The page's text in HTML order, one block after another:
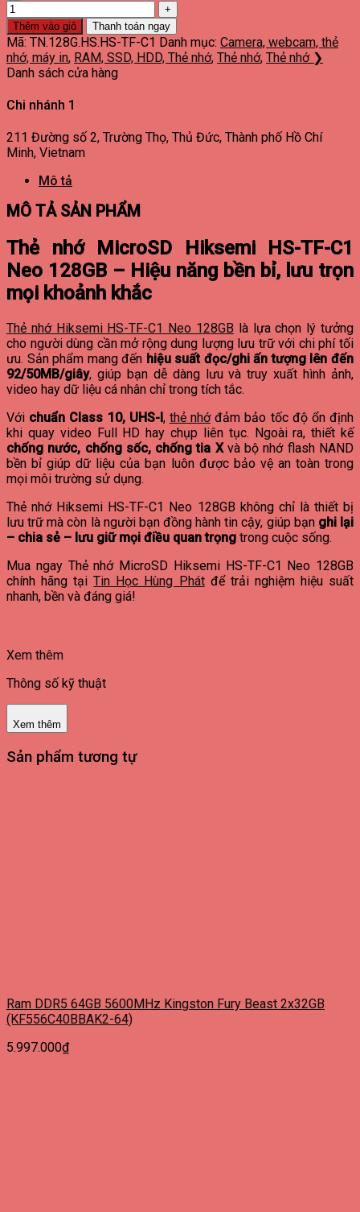
Thêm vào giỏ Thanh toán ngay
Mã: TN.128G.HS.HS-TF-C1 Danh mục: Camera, webcam, thẻ
nhớ, máy in, RAM, SSD, HDD, Thẻ nhớ, Thẻ nhớ, Thẻ nhớ ❯
Danh sách cửa hàng
Chi nhánh 1
211 Đường số 2, Trường Thọ, Thủ Đức, Thành phố Hồ Chí
Minh, Vietnam
Mô tả
MÔ TẢ SẢN PHẨM
Thẻ nhớ MicroSD Hiksemi HS-TF-C1
Neo 128GB – Hiệu năng bền bỉ, lưu trọn
mọi khoảnh khắc
Thẻ nhớ Hiksemi HS-TF-C1 Neo 128GB là lựa chọn lý tưởng
cho người dùng cần mở rộng dung lượng lưu trữ với chi phí tối
ưu. Sản phẩm mang đến hiệu suất đọc/ghi ấn tượng lên đến
92/50MB/giây, giúp bạn dễ dàng lưu và truy xuất hình ảnh,
video hay dữ liệu cá nhân chỉ trong tích tắc.
Với chuẩn Class 10, UHS-I , thẻ nhớđảm bảo tốc độ ổn định
khi quay video Full HD hay chụp liên tục. Ngoài ra, thiết kế
chống nước, chống sốc, chống tia Xvà bộ nhớ flash NAND
bền bỉ giúp dữ liệu của bạn luôn được bảo vệ an toàn trong
mọi môi trường sử dụng.
Thẻ nhớ Hiksemi HS-TF-C1 Neo 128GB không chỉ là thiết bị
lưu trữ mà còn là người bạn đồng hành tin cậy, giúp bạn ghi lại
– chia sẻ – lưu giữ mọi điều quan trọng trong cuộc sống.
Mua ngay Thẻ nhớ MicroSD Hiksemi HS-TF-C1 Neo 128GB
chính hãng tạiTin Học Hùng Phátđể trải nghiệm hiệu suất
nhanh, bền và đáng giá!
Xem thêm
Thông số kỹ thuật
Xem thêm
Sản phẩm tương tự
Ram DDR5 64GB 5600MHz Kingston Fury Beast 2x32GB
(KF556C40BBAK2-64)
5.997.000₫